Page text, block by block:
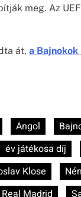
meg. Az
át, a
Angol
év játékosa díj
Klose
Real Madrid